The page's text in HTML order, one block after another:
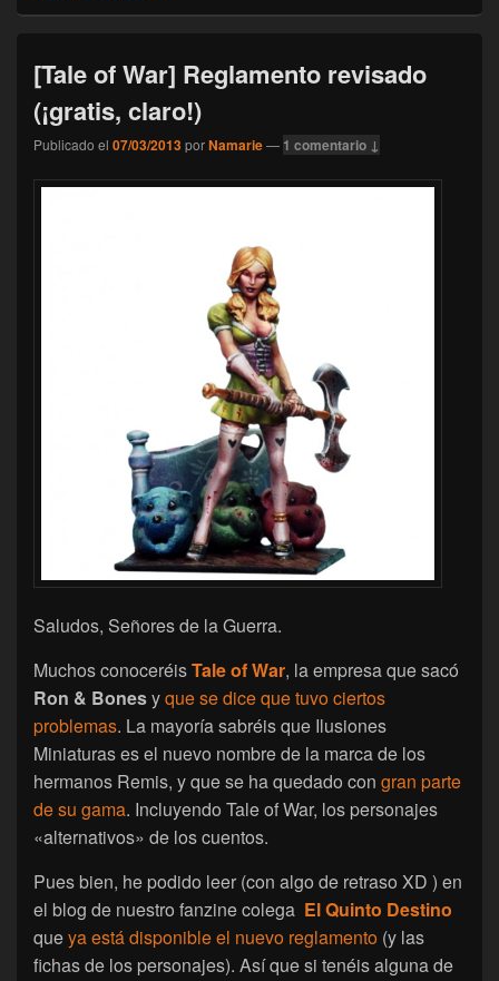
[Tale of War] Reglamento revisado
(¡gratis, claro!)
Publicado el 07/03/2013porNamarie— 1 comentario ↓
Saludos, Señores de la Guerra.
Muchos conoceréisTale of War, la empresa que sacó
Ron & Bonesyque se dice que tuvo ciertos
problemas. La mayoría sabréis que Ilusiones
Miniaturas es el nuevo nombre de la marca de los
hermanos Remis, y que se ha quedado con gran parte
de su gama. Incluyendo Tale of War, los personajes
«alternativos» de los cuentos.
Pues bien, he podido leer (con algo de retraso XD ) en
el blog de nuestro fanzine colega El Quinto Destino
queya está disponible el nuevo reglamento (y las
fichas de los personajes). Así que si tenéis alguna de